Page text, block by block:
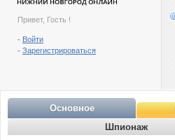
Привет, Гость !
- Войти
- Зарегистрироваться
Основное
Шпионаж